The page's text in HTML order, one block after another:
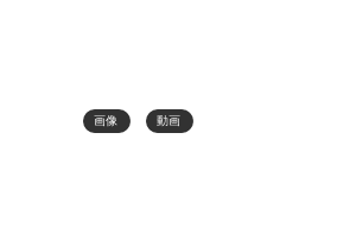
画像 動画